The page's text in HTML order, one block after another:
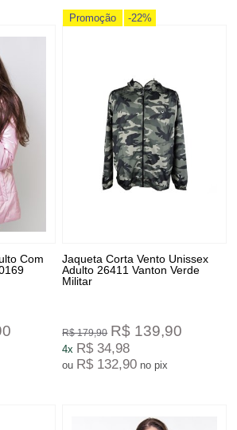
Com
Promoção -22%
Jaqueta Corta Vento Unissex
Adulto 26411 Vanton Verde
Militar
R$ 179,90 R$ 139,90
4x R$ 34,98
ou R$ 132,90 no pix